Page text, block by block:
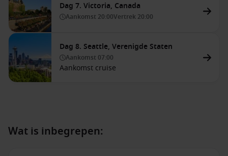
Dag 7. Victoria, Canada
Aankomst 20:00Vertrek 20:00
Dag 8. Seattle, Verenigde Staten
Aankomst 07:00
Aankomst cruise
Wat is inbegrepen: